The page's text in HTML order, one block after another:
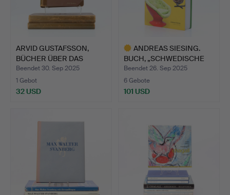
ARVID GUSTAFSSON,
BÜCHER ÜBER DAS
WEBEN, 3…
Beendet 30. Sep 2025
1 Gebot
32 USD
ANDREAS SIESING.
BUCH, „SCHWEDISCHE
70ER-M…
Beendet 26. Sep 2025
6 Gebote
101 USD